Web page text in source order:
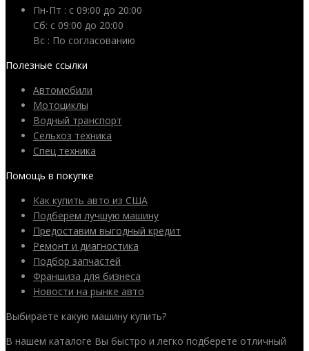
Пн-Пт : с 09:00 до 20:00
Сб: c 09:00 до 20:00
Вс : По согласованию
Полезные ссылки
Автомобили
Мотоциклы
Водный транспорт
Сельхоз техника
Спец техника
Помощь в покупке
Как купить авто из США
Подберем лучшую машину
Предоставим выгодный кредит
Ремонт и диагностика
Подбор запчастей
Франшиза для бизнеса
Новости на рынке авто
Выбираете какую машину купить?
В нашем каталоге Вы быстро и легко подберете отличный